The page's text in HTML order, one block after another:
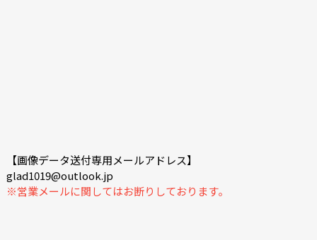
【画像データ送付専用メールアドレス】
glad1019@outlook.jp
※営業メールに関してはお断りしております。